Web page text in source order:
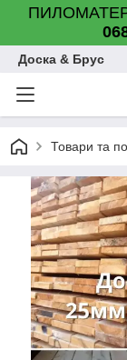
Доска & Брус
Товари та